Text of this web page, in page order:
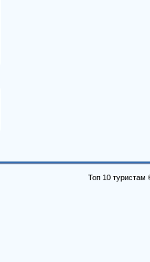
Топ 10 туристам